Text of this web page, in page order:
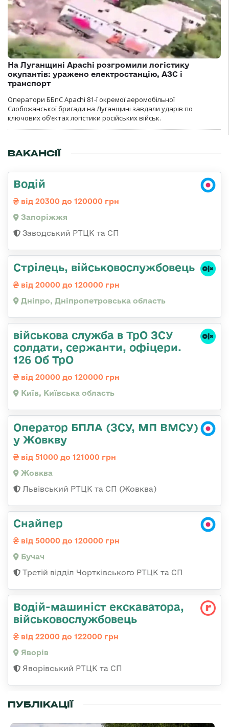
На Луганщині Apachi розгромили логістику
окупантів: уражено електростанцію, АЗС і
транспорт
Оператори ББпС Apachi 81-ї окремої аеромобільної
Слобожанської бригади на Луганщині завдали ударів по
ключових об’єктах логістики російських військ.
ВАКАНСІЇ
Водій
від 20300 до 120000 грн
Запоріжжя
Заводський РТЦК та СП
Стрілець, військовослужбовець
від 20000 до 120000 грн
Дніпро, Дніпропетровська область
військова служба в ТрО ЗСУ
солдати, сержанти, офіцери.
126 Об ТрО
від 20000 до 120000 грн
Київ, Київська область
Оператор БПЛА (ЗСУ, МП ВМСУ)
у Жовкву
від 51000 до 121000 грн
Жовква
Львівський РТЦК та СП (Жовква)
Снайпер
від 50000 до 120000 грн
Бучач
Третій відділ Чортківського РТЦК та СП
Водій-машиніст екскаватора,
військовослужбовець
від 22000 до 122000 грн
Яворів
Яворівський РТЦК та СП
ПУБЛІКАЦІЇ